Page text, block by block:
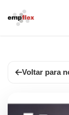
Voltar para